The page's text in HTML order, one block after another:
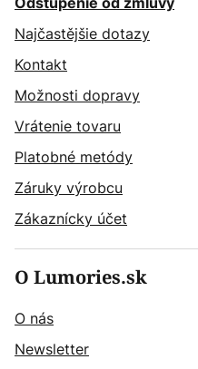
Najčastějšie dotazy
Kontakt
Možnosti dopravy
Vrátenie tovaru
Platobné metódy
Záruky výrobcu
Zákaznícky účet
O Lumories.sk
O nás
Newsletter